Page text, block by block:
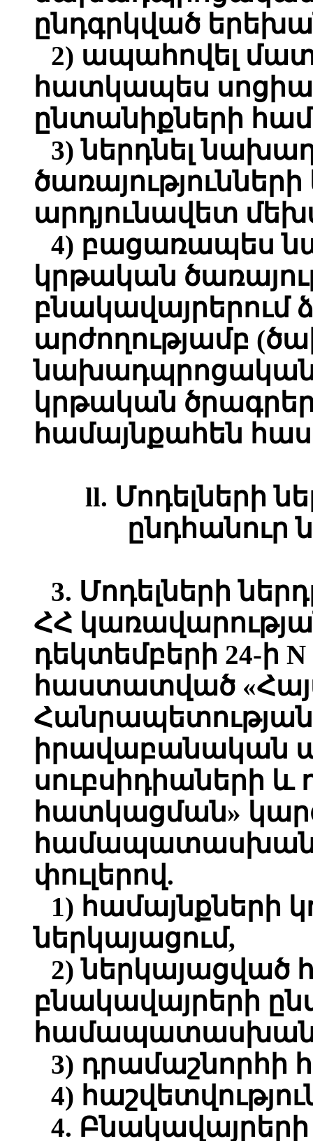
ընդգրկված
2) ապահովել
հատկապես
ընտանիքների
3) ներդնել
արդյունավետ
4) բացառապես
կրթական
բնակավայրերում
արժողությամբ
նախադպրոցական
կրթական
համայնքահեն
ll. Մոդելների
ընդհանուր
3. Մոդելների
ՀՀ
դեկտեմբերի 24-ի
հաստատված
իրավաբանական
սուբսիդիաների և
հատկացման»
համապատասխան՝
փուլերով.
1) համայնքների
ներկայացում,
2) ներկայացված
բնակավայրերի
համապատասխան
3) դրամաշնորհի
4)
4. Բնակավայրերի